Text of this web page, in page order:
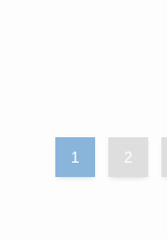
1 2